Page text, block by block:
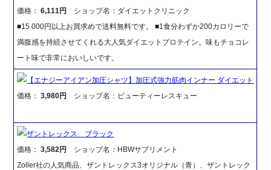
価格：6,111円
ショップ名：ダイエットクリニック
■15 000円以上お買求めで送料無料です。 ■1食分わずか200カロリーで
満腹感を持続させてくれる大人気ダイエットプロテイン。味もチョコレ
ート味で非常においしいです。
【エナジーアイアン加圧シャツ】加圧式強力筋肉インナー ダイエット
価格：3,980円 ショップ名：ビューティーレスキュー
ザントレックス ブラック
価格：3,582円
ショップ名：HBWサプリメント
Zoller社の人気商品、ザントレックス3オリジナル（青）、ザントレック